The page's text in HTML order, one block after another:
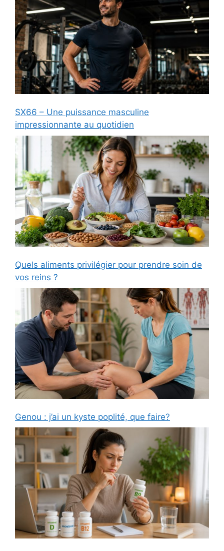
SX66 – Une puissance masculine
impressionnante au quotidien
Quels aliments privilégier pour prendre soin de
vos reins ?
Genou : j’ai un kyste poplité, que faire?